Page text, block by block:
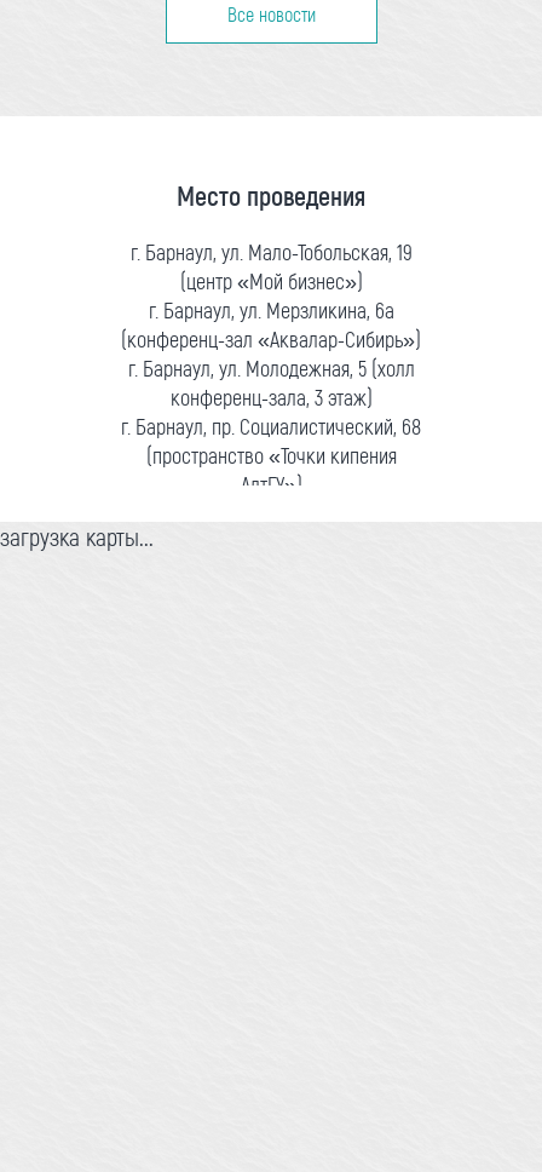
Все новости
Место проведения
г. Барнаул, ул. Мало-Тобольская, 19
(центр «Мой бизнес»)
г. Барнаул, ул. Мерзликина, 6а
(конференц-зал «Аквалар-Сибирь»)
г. Барнаул, ул. Молодежная, 5 (холл
конференц-зала, 3 этаж)
г. Барнаул, пр. Социалистический, 68
(пространство «Точки кипения
АлтГУ»)
загрузка карты...